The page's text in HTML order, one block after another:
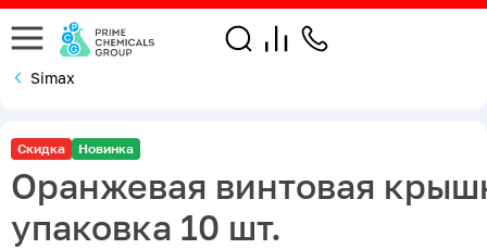
Simax
Скидка Новинка
Оранжевая винтовая
упаковка 10 шт.